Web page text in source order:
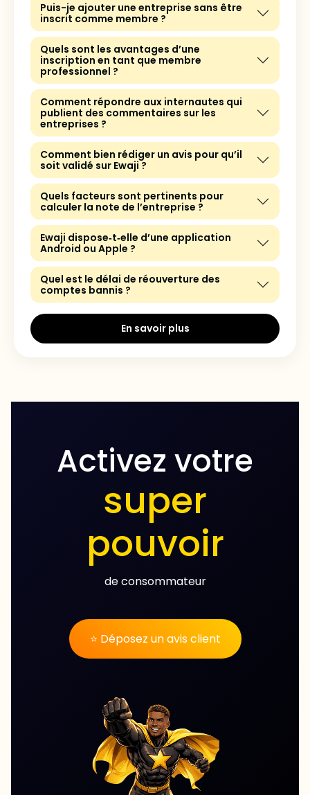
Puis-je ajouter une entreprise sans être
inscrit comme membre ?
Quels sont les avantages d’une
inscription en tant que membre
professionnel ?
Comment répondre aux internautes qui
publient des commentaires sur les
entreprises ?
Comment bien rédiger un avis pour qu’il
soit validé sur Ewaji ?
Quels facteurs sont pertinents pour
calculer la note de l’entreprise ?
Ewaji dispose‑t‑elle d’une application
Android ou Apple ?
Quel est le délai de réouverture des
comptes bannis ?
En savoir plus
Activez votre
super
pouvoir
de consommateur
⭐ Déposez un avis client